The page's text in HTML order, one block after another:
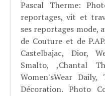
Pascal Therme:
reportages, vit et
ses reportages mode,
de Couture et de
Castelbajac, Dior,
Smalto, ,Chantal
Women'sWear
Décoration. Photo